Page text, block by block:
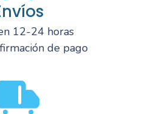
12-24 horas
de pago